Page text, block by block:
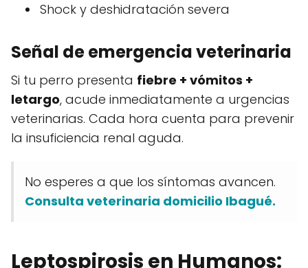
Shock y deshidratación severa
Señal de emergencia veterinaria
Si tu perro presenta fiebre + vómitos +
letargo, acude inmediatamente a urgencias
veterinarias. Cada hora cuenta para prevenir
la insuficiencia renal aguda.
No esperes a que los síntomas avancen.
Consulta veterinaria domicilio Ibagué.
Leptospirosis en Humanos: